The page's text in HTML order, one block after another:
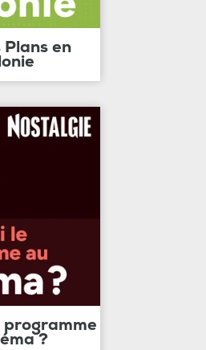
Plans en
programme
?